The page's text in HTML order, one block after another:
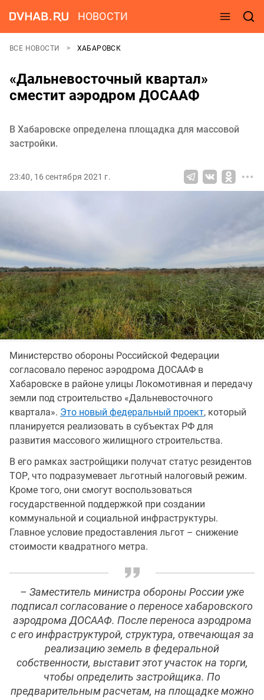
НОВОСТИ
ВСЕ НОВОСТИ ХАБАРОВСК
«Дальневосточный квартал»
сместит аэродром ДОСААФ
В Хабаровске определена площадка для массовой
застройки.
23:40, 16 сентября 2021 г.
Министерство обороны Российской Федерации
согласовало перенос аэродрома ДОСААФ в
Хабаровске в районе улицы Локомотивная и передачу
земли под строительство «Дальневосточного
квартала». Это новый федеральный проект, который
планируется реализовать в субъектах РФ для
развития массового жилищного строительства.
В его рамках застройщики получат статус резидентов
ТОР, что подразумевает льготный налоговый режим.
Кроме того, они смогут воспользоваться
государственной поддержкой при создании
коммунальной и социальной инфраструктуры.
Главное условие предоставления льгот – снижение
стоимости квадратного метра.
– Заместитель министра обороны России уже
подписал согласование о переносе хабаровского
аэродрома ДОСААФ. После переноса аэродрома
с его инфраструктурой, структура, отвечающая за
реализацию земель в федеральной
собственности, выставит этот участок на торги,
чтобы определить застройщика. По
предварительным расчетам, на площадке можно